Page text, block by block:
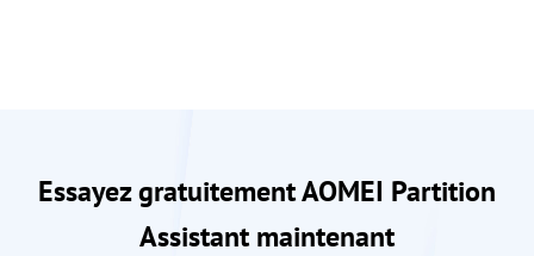
Essayez gratuitement AOMEI Partition
Assistant maintenant